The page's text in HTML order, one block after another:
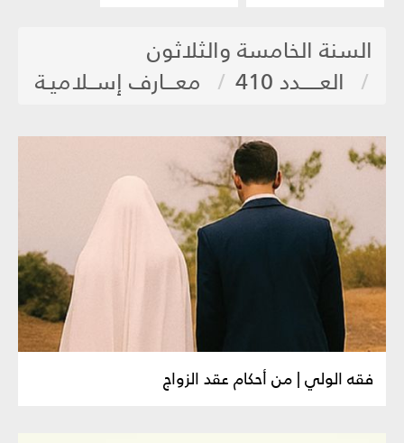
السنة الخامسة والثلاثون
العـــــدد 410
معـــارف إســلاميـة
فقه الولي | من أحكام عقد الزواج